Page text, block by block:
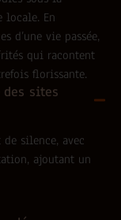
locale. En
d’une vie passée,
qui racontent
florissante.
des sites
de silence, avec
ajoutant un